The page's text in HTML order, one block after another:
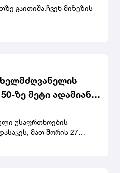
გაითიშა.ჩვენ მიზეზის
ზე მეტი ადამიანი
უსაფრთხოების
მათ შორის 27